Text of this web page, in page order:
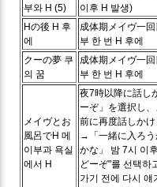
부와 H (5)
이후 H 발생)
Hの後 H 후
에
成体期メイヴ一
부 한 번 H 후에
クーの夢 쿠
의 꿈
成体期メイヴ一
부 한 번 H 후에
メイヴとお
風呂でH 메
이부과 욕실
에서 H
夜7時以降に話し
ーぞ」を選択し
前に再度話しかけ
→「一緒に入ろ
かな」
밤 7시 이
どーぞ"를 선택하
가기 전에 다시